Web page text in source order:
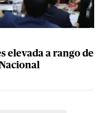
elevada a rango de